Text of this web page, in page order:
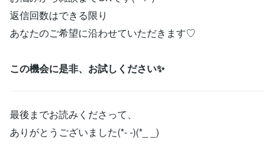
返信回数はできる限り
あなたのご希望に沿わせていただきます♡
この機会に是非、お試しください✨
最後までお読みくださって、
ありがとうございました(*- -)(*_ _)